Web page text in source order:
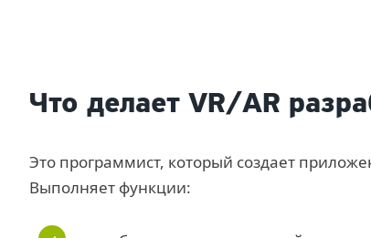
Что делает VR/AR
Это программист, который создает
Выполняет функции: